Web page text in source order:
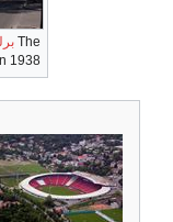
The
1938